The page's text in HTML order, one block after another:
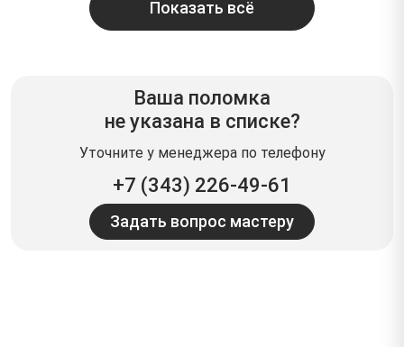
Показать всё
Ваша поломка
не указана в списке?
Уточните у менеджера по телефону
+7 (343) 226-49-61
Задать вопрос мастеру